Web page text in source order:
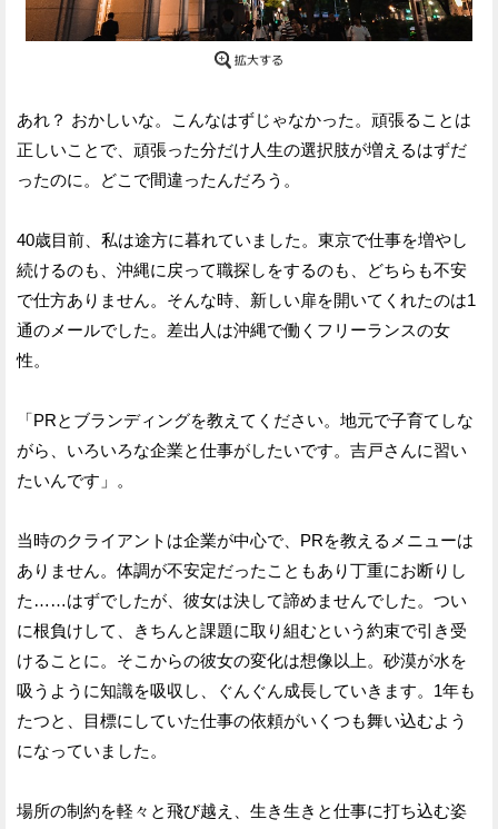
あれ？ おかしいな。こんなはずじゃなかった。頑張ることは
正しいことで、頑張った分だけ人生の選択肢が増えるはずだ
ったのに。どこで間違ったんだろう。
40歳目前、私は途方に暮れていました。東京で仕事を増やし
続けるのも、沖縄に戻って職探しをするのも、どちらも不安
で仕方ありません。そんな時、新しい扉を開いてくれたのは1
通のメールでした。差出人は沖縄で働くフリーランスの女
性。
「PRとブランディングを教えてください。地元で子育てしな
がら、いろいろな企業と仕事がしたいです。吉戸さんに習い
たいんです」。
当時のクライアントは企業が中心で、PRを教えるメニューは
ありません。体調が不安定だったこともあり丁重にお断りし
た……はずでしたが、彼女は決して諦めませんでした。つい
に根負けして、きちんと課題に取り組むという約束で引き受
けることに。そこからの彼女の変化は想像以上。砂漠が水を
吸うように知識を吸収し、ぐんぐん成長していきます。1年も
たつと、目標にしていた仕事の依頼がいくつも舞い込むよう
になっていました。
場所の制約を軽々と飛び越え、生き生きと仕事に打ち込む姿